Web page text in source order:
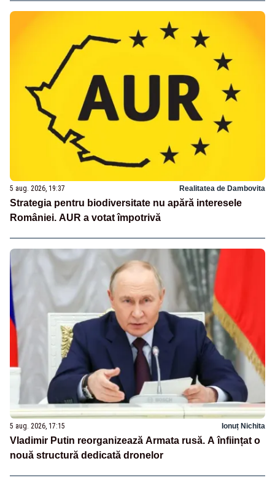
5 aug. 2026, 19:37 Realitatea de Dambovita
Strategia pentru biodiversitate nu apără interesele
României. AUR a votat împotrivă
5 aug. 2026, 17:15 Ionuț Nichita
Vladimir Putin reorganizează Armata rusă. A înființat o
nouă structură dedicată dronelor